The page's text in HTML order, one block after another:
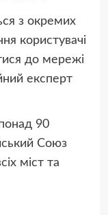
з окремих
користувачі
до мережі
експерт
90
Союз
міст та